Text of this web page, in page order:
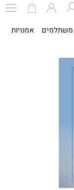
משתלמים אמנויות